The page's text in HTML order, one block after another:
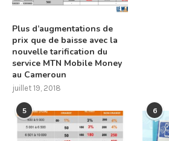
Plus d’augmentations de
prix que de baisse avec la
nouvelle tarification du
service MTN Mobile Money
au Cameroun
juillet 19, 2018
5 6